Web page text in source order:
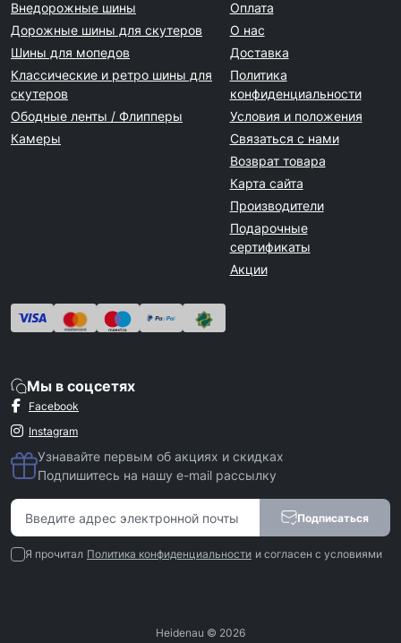
Внедорожные шины
Дорожные шины для скутеров
Шины для мопедов
Классические и ретро шины для
скутеров
Ободные ленты / Флипперы
Камеры
Оплата
О нас
Доставка
Политика
конфиденциальности
Условия и положения
Связаться с нами
Возврат товара
Карта сайта
Производители
Подарочные
сертификаты
Акции
Мы в соцсетях
Facebook
Instagram
Узнавайте первым об акциях и скидках
Подпишитесь на нашу e-mail рассылку
Подписаться
Я прочитал Политика конфиденциальности и согласен с условиями
Heidenau © 2026